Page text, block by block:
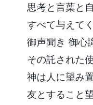
思考と言葉と
すべて与えて
御声聞き 御心
その託された
神は人に望み
友とすること